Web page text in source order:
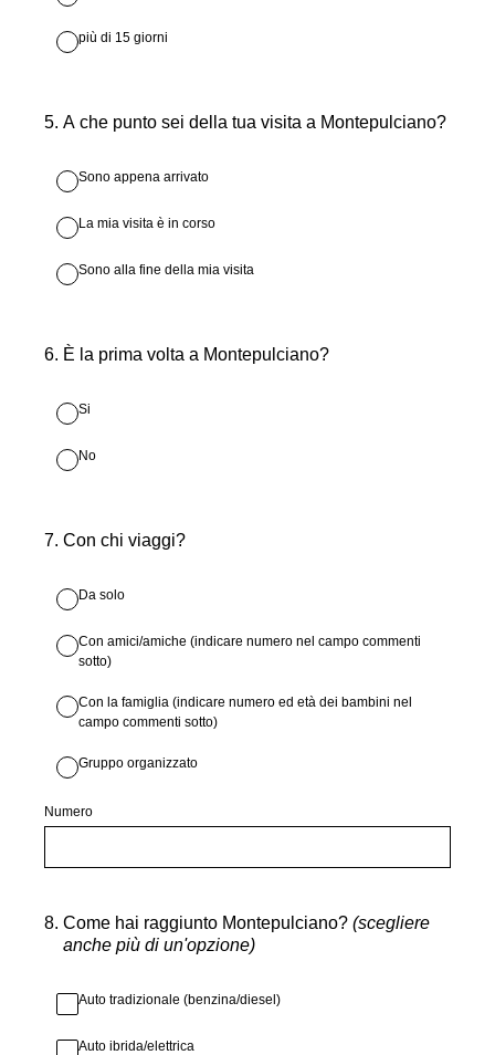
più di 15 giorni
5. A che punto sei della tua visita a Montepulciano?
Sono appena arrivato
La mia visita è in corso
Sono alla fine della mia visita
6. È la prima volta a Montepulciano?
Si
No
7. Con chi viaggi?
Da solo
Con amici/amiche (indicare numero nel campo commenti
sotto)
Con la famiglia (indicare numero ed età dei bambini nel
campo commenti sotto)
Gruppo organizzato
Numero
8. Come hai raggiunto Montepulciano? (scegliere
anche più di un'opzione)
Auto tradizionale (benzina/diesel)
Auto ibrida/elettrica